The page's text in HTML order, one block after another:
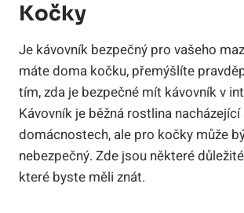
Kočky
Je kávovník bezpečný pro vašeho
máte doma kočku, přemýšlíte
tím, zda je bezpečné mít kávovník v
Kávovník je běžná rostlina
domácnostech, ale pro kočky může
nebezpečný. Zde jsou některé
které byste měli znát.